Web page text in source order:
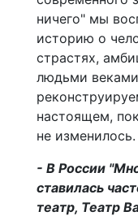
ничего" мы
историю о
страстях,
людьми
настоящем,
не изменилось.
- В России
ставилась
театр, Театр